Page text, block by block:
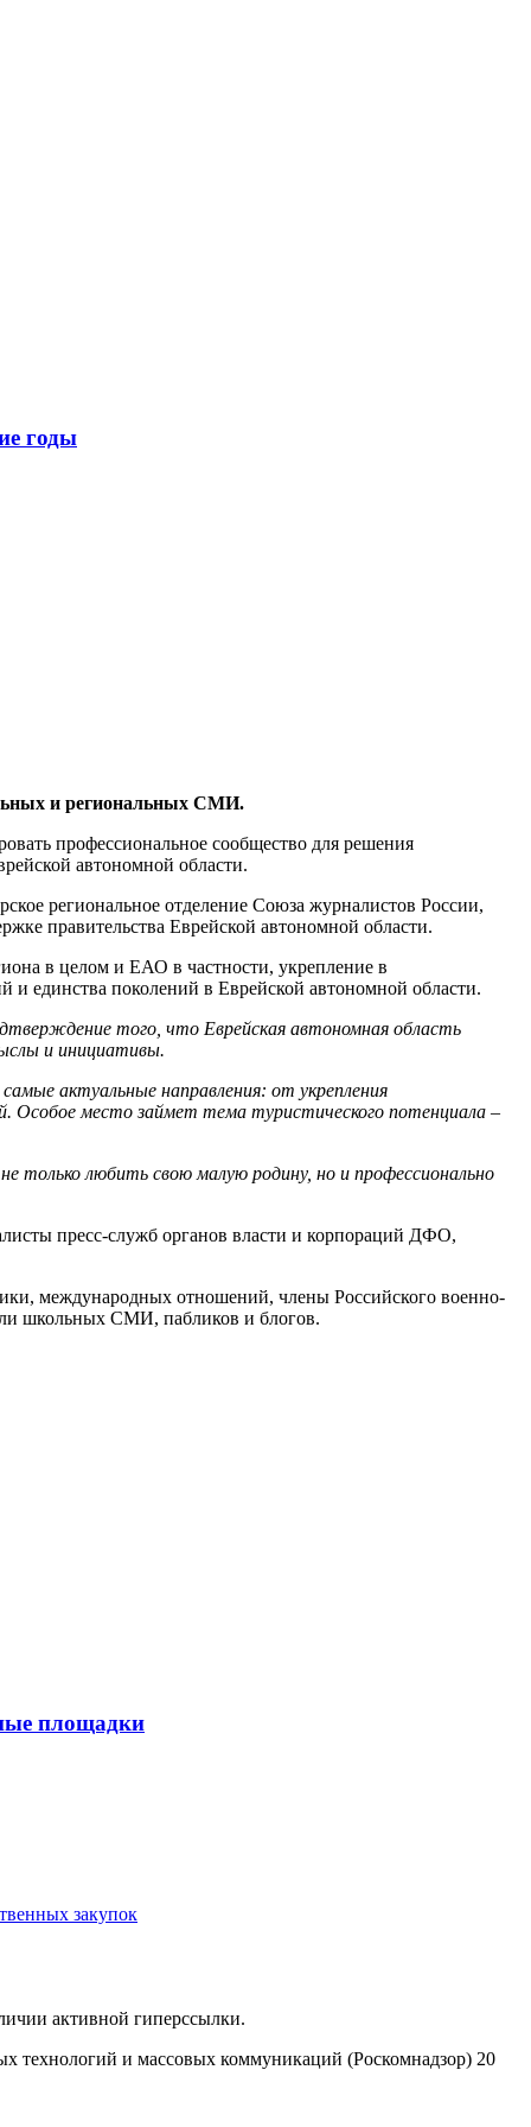
годы
и региональных СМИ.
профессиональное сообщество для решения
автономной области.
региональное отделение Союза журналистов России,
правительства Еврейской автономной области.
в целом и ЕАО в частности, укрепление в
и единства поколений в Еврейской автономной области.
того, что Еврейская автономная область
и инициативы.
актуальные направления: от укрепления
Особое место займет тема туристического потенциала –
только любить свою малую родину, но и профессионально
пресс-служб органов власти и корпораций ДФО,
международных отношений, члены Российского военно-
школьных СМИ, пабликов и блогов.
площадки
закупок
активной гиперссылки.
технологий и массовых коммуникаций (Роскомнадзор) 20